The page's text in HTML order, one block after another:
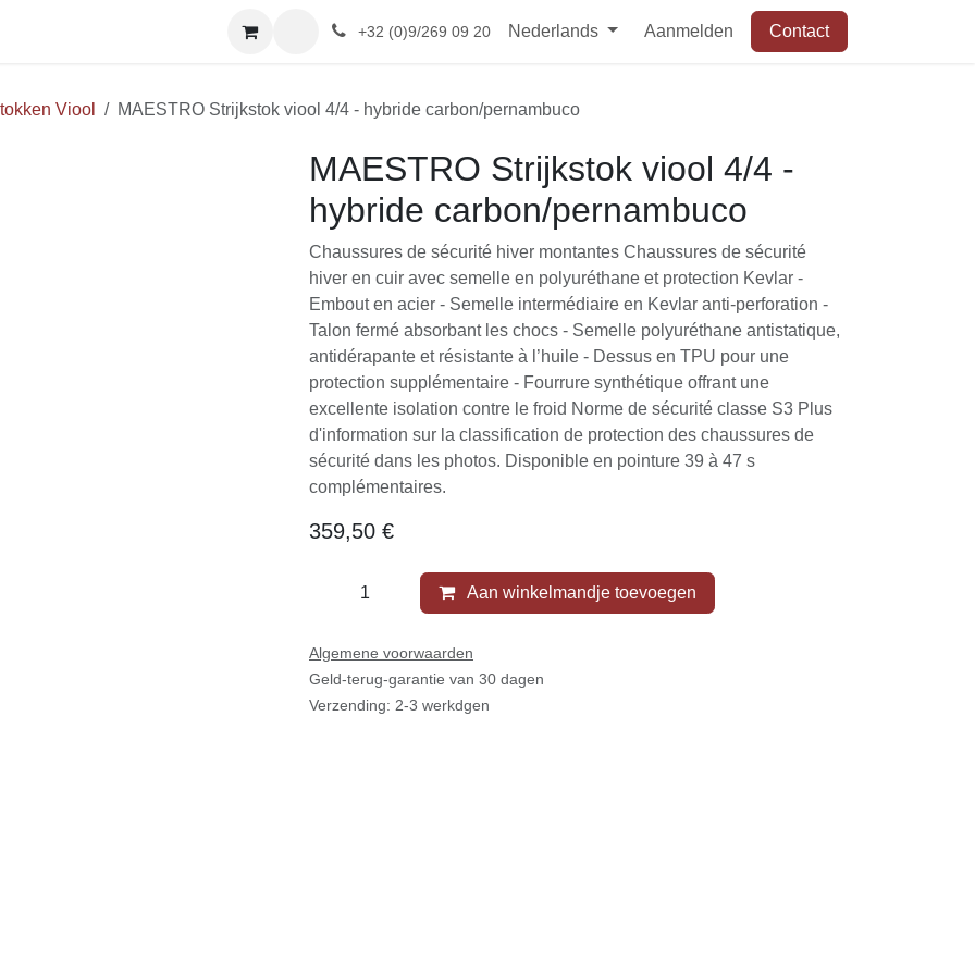
+32 (0)9/269 09 20 Nederlands Aanmelden Contact
Viool MAESTRO Strijkstok viool 4/4 - hybride carbon/pernambuco
MAESTRO Strijkstok viool 4/4 -
hybride carbon/pernambuco
Chaussures de sécurité hiver montantes Chaussures de sécurité
hiver en cuir avec semelle en polyuréthane et protection Kevlar -
Embout en acier - Semelle intermédiaire en Kevlar anti-perforation -
Talon fermé absorbant les chocs - Semelle polyuréthane antistatique,
antidérapante et résistante à l’huile - Dessus en TPU pour une
protection supplémentaire - Fourrure synthétique offrant une
excellente isolation contre le froid Norme de sécurité classe S3 Plus
d'information sur la classification de protection des chaussures de
sécurité dans les photos. Disponible en pointure 39 à 47 s
complémentaires.
359,50 €
Aan winkelmandje toevoegen
Algemene voorwaarden
Geld-terug-garantie van 30 dagen
Verzending: 2-3 werkdgen